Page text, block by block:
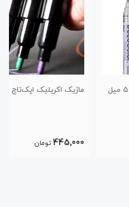
ماژیک اکریلیک اپک‌تاچ
تومان